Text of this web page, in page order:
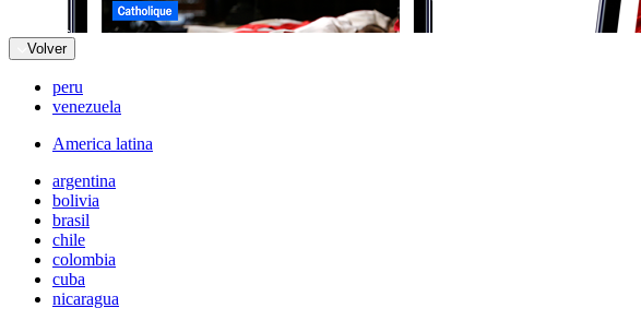
Volver
peru
venezuela
America latina
argentina
bolivia
brasil
chile
colombia
cuba
nicaragua